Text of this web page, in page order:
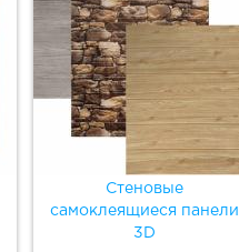
Стеновые
самоклеящиеся панели
3D